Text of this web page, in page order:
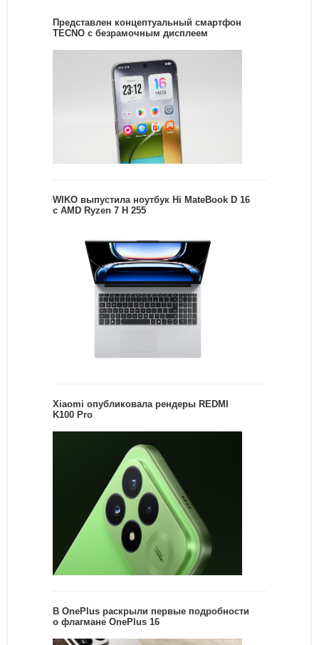
Представлен концептуальный смартфон
TECNO с безрамочным дисплеем
WIKO выпустила ноутбук Hi MateBook D 16
с AMD Ryzen 7 H 255
Xiaomi опубликовала рендеры REDMI
K100 Pro
В OnePlus раскрыли первые подробности
о флагмане OnePlus 16